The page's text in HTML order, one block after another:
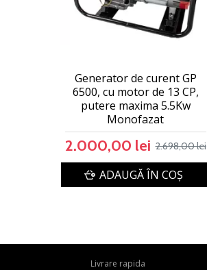
Generator de curent GP
6500, cu motor de 13 CP,
putere maxima 5.5Kw
Monofazat
2.000,00 lei 2.698,00 lei
ADAUGĂ ÎN COŞ
Livrare rapida